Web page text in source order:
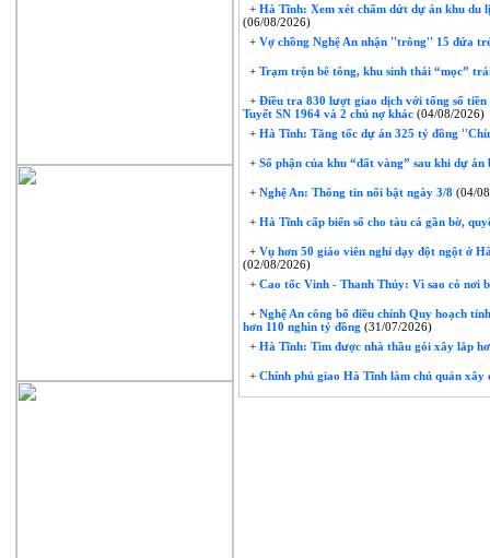
+ Hà Tĩnh: Xem xét chấm dứt dự án khu du
(06/08/2026)
+ Vợ chồng Nghệ An nhận ''trông'' 15 đứa
+ Trạm trộn bê tông, khu sinh thái “mọc”
+ Điều tra 830 lượt giao dịch với tổng số
Tuyết SN 1964 và 2 chủ nợ khác (04/08/2026)
+ Hà Tĩnh: Tăng tốc dự án 325 tỷ đồng
+ Số phận của khu “đất vàng” sau khi dự
+ Nghệ An: Thông tin nổi bật ngày 3/8 (04/
+ Hà Tĩnh cấp biển số cho tàu cá gần bờ,
+ Vụ hơn 50 giáo viên nghỉ dạy đột ngột ở
(02/08/2026)
+ Cao tốc Vinh - Thanh Thủy: Vì sao có nơi
+ Nghệ An công bố điều chỉnh Quy hoạch
hơn 110 nghìn tỷ đồng (31/07/2026)
+ Hà Tĩnh: Tìm được nhà thầu gói xây lắp
+ Chính phủ giao Hà Tĩnh làm chủ quản xây